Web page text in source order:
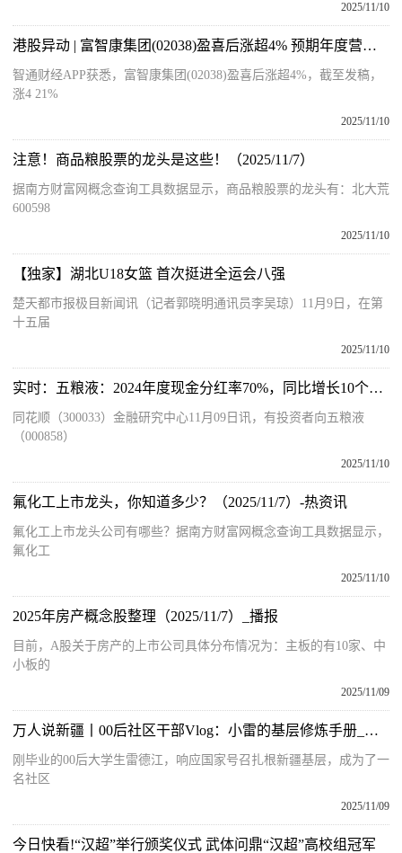
2025/11/10
港股异动 | 富智康集团(02038)盈喜后涨超4% 预期年度营业收入同比增长约15%左右 每日关注
智通财经APP获悉，富智康集团(02038)盈喜后涨超4%，截至发稿，
涨4 21%
2025/11/10
注意！商品粮股票的龙头是这些！（2025/11/7）
据南方财富网概念查询工具数据显示，商品粮股票的龙头有：北大荒
600598
2025/11/10
【独家】湖北U18女篮 首次挺进全运会八强
楚天都市报极目新闻讯（记者郭晓明通讯员李吴琼）11月9日，在第
十五届
2025/11/10
实时：五粮液：2024年度现金分红率70%，同比增长10个百分点
同花顺（300033）金融研究中心11月09日讯，有投资者向五粮液
（000858）
2025/11/10
氟化工上市龙头，你知道多少？（2025/11/7）-热资讯
氟化工上市龙头公司有哪些？据南方财富网概念查询工具数据显示，
氟化工
2025/11/10
2025年房产概念股整理（2025/11/7）_播报
目前，A股关于房产的上市公司具体分布情况为：主板的有10家、中
小板的
2025/11/09
万人说新疆丨00后社区干部Vlog：小雷的基层修炼手册_每日观点
刚毕业的00后大学生雷德江，响应国家号召扎根新疆基层，成为了一
名社区
2025/11/09
今日快看!“汉超”举行颁奖仪式 武体问鼎“汉超”高校组冠军